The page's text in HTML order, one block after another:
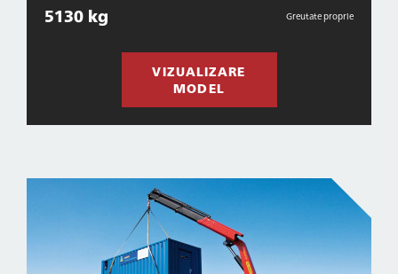
5130 kg Greutate proprie
VIZUALIZARE
MODEL